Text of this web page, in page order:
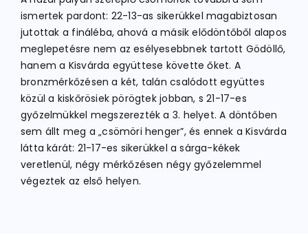
ismertek pardont: 22-13-as sikerükkel magabiztosan
jutottak a fináléba, ahová a másik elődöntőből alapos
meglepetésre nem az esélyesebbnek tartott Gödöllő,
hanem a Kisvárda együttese követte őket. A
bronzmérkőzésen a két, talán csalódott együttes
közül a kiskőrösiek pörögtek jobban, s 21-17-es
győzelmükkel megszerezték a 3. helyet. A döntőben
sem állt meg a „csömöri henger”, és ennek a Kisvárda
látta kárát: 21-17-es sikerükkel a sárga-kékek
veretlenül, négy mérkőzésen négy győzelemmel
végeztek az első helyen.